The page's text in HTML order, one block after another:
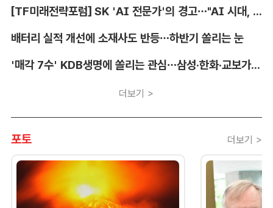
[TF미래전략포럼] SK 'AI 전문가'의 경고…"AI 시대, 인재 격차 더 커진다"
배터리 실적 개선에 소재사도 반등…하반기 쏠리는 눈
'매각 7수' KDB생명에 쏠리는 관심…삼성·한화·교보가 주목하는 이유
더보기 >
포토 더보기 >